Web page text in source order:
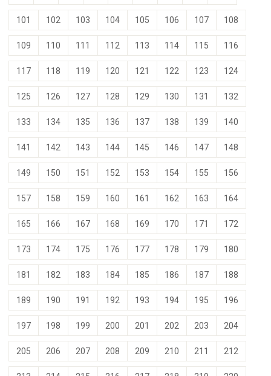
101 102 103 104 105 106 107 108
109 110 111 112 113 114 115 116
117 118 119 120 121 122 123 124
125 126 127 128 129 130 131 132
133 134 135 136 137 138 139 140
141 142 143 144 145 146 147 148
149 150 151 152 153 154 155 156
157 158 159 160 161 162 163 164
165 166 167 168 169 170 171 172
173 174 175 176 177 178 179 180
181 182 183 184 185 186 187 188
189 190 191 192 193 194 195 196
197 198 199 200 201 202 203 204
205 206 207 208 209 210 211 212